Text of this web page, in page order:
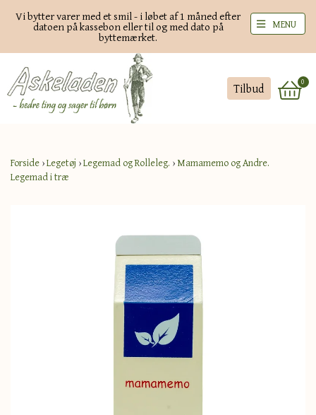
Vi bytter varer med et smil - i løbet af 1 måned efter
datoen på kassebon eller til og med dato på
byttemærket.
Tilbud 0
MENU
Forside ›Legetøj ›Legemad og Rolleleg. › Mamamemo og Andre.
Legemad i træ